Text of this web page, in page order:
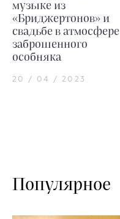
музыке из
«Бриджертонов» и
свадьбе в атмосфере
заброшенного
особняка
20 / 04 / 2023
Популярное